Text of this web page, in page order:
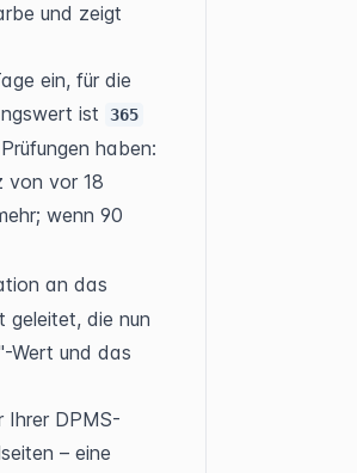
und zeigt
ein, für die
ist
365
haben:
von vor 18
wenn 90
an das
geleitet, die nun
Wert und das
Ihrer DPMS-
– eine